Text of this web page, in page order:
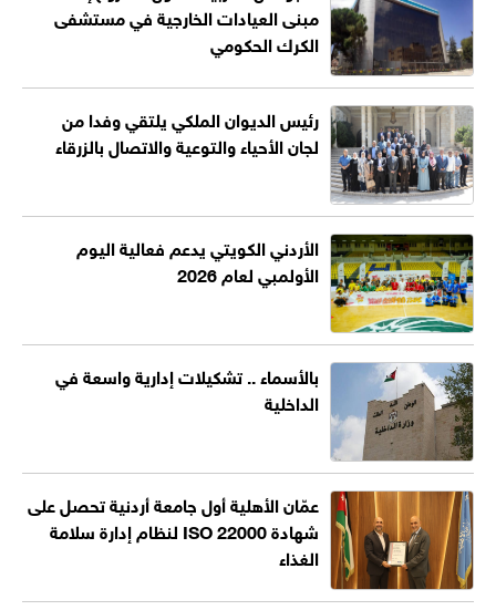
مبنى العيادات الخارجية في مستشفى
الكرك الحكومي
رئيس الديوان الملكي يلتقي وفدا من
لجان الأحياء والتوعية والاتصال بالزرقاء
الأردني الكويتي يدعم فعالية اليوم
الأولمبي لعام 2026
بالأسماء .. تشكيلات إدارية واسعة في
الداخلية
عمّان الأهلية أول جامعة أردنية تحصل على
شهادة ISO 22000 لنظام إدارة سلامة
الغذاء